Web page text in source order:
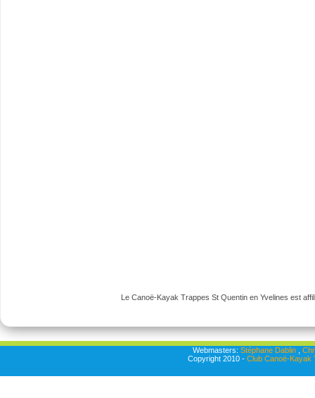
Le Canoë-Kayak Trappes St Quentin en Yvelines est
Webmasters: Stéphane Dablin,
Copyright 2010 - Club Canoë-Kayak